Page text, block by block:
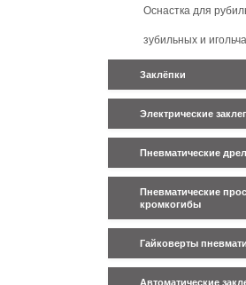
Оснастка для
зубильных и
Заклёпки
Электрические
Пневматические
Пневматические
кромкогибы
Гайковерты
Автоматические